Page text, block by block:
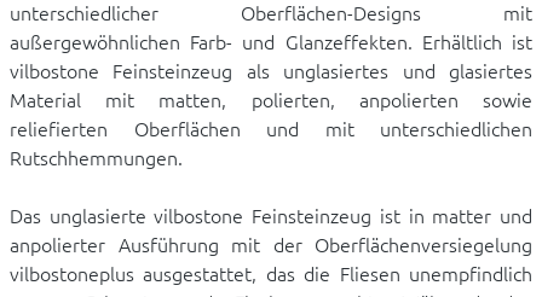
unterschiedlicher Oberflächen-Designs mit
außergewöhnlichen Farb- und Glanzeffekten. Erhältlich ist
vilbostone Feinsteinzeug als unglasiertes und glasiertes
Material mit matten, polierten, anpolierten sowie
reliefierten Oberflächen und mit unterschiedlichen
Rutschhemmungen.
Das unglasierte vilbostone Feinsteinzeug ist in matter und
anpolierter Ausführung mit der Oberflächenversiegelung
vilbostoneplus ausgestattet, das die Fliesen unempfindlich